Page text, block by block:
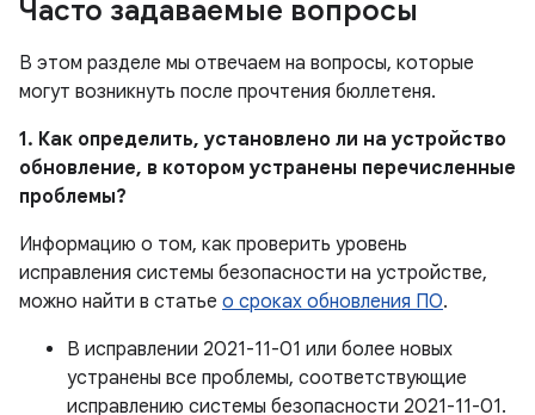
Часто задаваемые вопросы
В этом разделе мы отвечаем на вопросы, которые
могут возникнуть после прочтения бюллетеня.
1. Как определить, установлено ли на устройство
обновление, в котором устранены перечисленные
проблемы?
Информацию о том, как проверить уровень
исправления системы безопасности на устройстве,
можно найти в статье о сроках обновления ПО.
В исправлении 2021-11-01 или более новых
устранены все проблемы, соответствующие
исправлению системы безопасности 2021-11-01.